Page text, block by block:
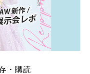
・購読